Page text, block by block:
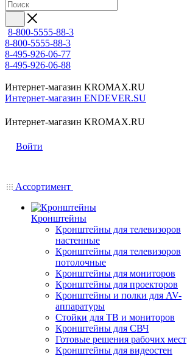
8-800-5555-88-3
8-800-5555-88-3
8-495-926-06-77
8-495-926-06-88
Интернет-магазин KROMAX.RU
Интернет-магазин ENDEVER.SU
Интернет-магазин KROMAX.RU
Войти
Ассортимент
Кронштейны
Кронштейны для телевизоров
настенные
Кронштейны для телевизоров
потолочные
Кронштейны для мониторов
Кронштейны для проекторов
Кронштейны и полки для AV-
аппаратуры
Стойки для ТВ и мониторов
Кронштейны для СВЧ
Готовые решения рабочих мест
Кронштейны для видеостен